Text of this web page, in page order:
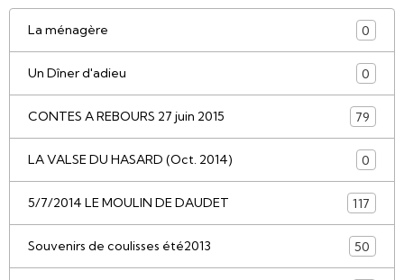
La ménagère 0
Un Dîner d'adieu 0
CONTES A REBOURS 27 juin 2015 79
LA VALSE DU HASARD (Oct. 2014) 0
5/7/2014 LE MOULIN DE DAUDET 117
Souvenirs de coulisses été2013 50